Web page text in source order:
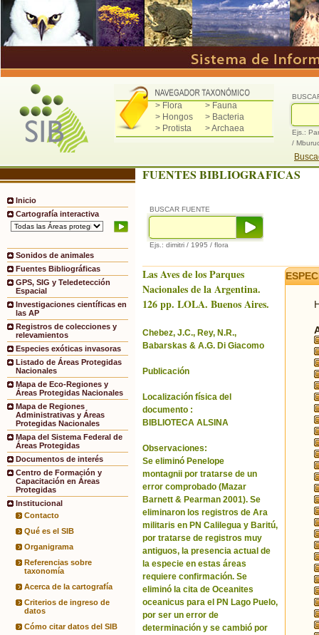
> Flora
> Fauna
> Hongos
> Bacteria
> Protista
> Archaea
Ejs.:
/
Inicio
Cartografía interactiva
Sonidos de animales
Fuentes Bibliográficas
GPS, SIG y Teledetección
Espacial
Investigaciones científicas en
las AP
Registros de colecciones y
relevamientos
Especies exóticas invasoras
Listado de Áreas Protegidas
Nacionales
Mapa de Eco-Regiones y
Áreas Protegidas Nacionales
Mapa de Regiones
Administrativas y Áreas
Protegidas Nacionales
Mapa del Sistema Federal de
Áreas Protegidas
Documentos de interés
Centro de Formación y
Capacitación en Áreas
Protegidas
Institucional
Contacto
Qué es el SIB
Organigrama
Referencias sobre
taxonomía
Acerca de la cartografía
Criterios de ingreso de
datos
Cómo citar datos del SIB
FUENTES BIBLIOGRAFICAS
BUSCAR FUENTE
Ejs.: dimitri / 1995 / flora
Las Aves de los Parques
Nacionales de la Argentina.
126 pp. LOLA. Buenos Aires.
Chebez, J.C., Rey, N.R.,
Babarskas & A.G. Di Giacomo
Publicación
Localización física del
documento :
BIBLIOTECA ALSINA
Observaciones:
Se eliminó Penelope
montagnii por tratarse de un
error comprobado (Mazar
Barnett & Pearman 2001). Se
eliminaron los registros de Ara
militaris en PN Calilegua y Baritú,
por tratarse de registros muy
antiguos, la presencia actual de
la especie en estas áreas
requiere confirmación. Se
eliminó la cita de Oceanites
oceanicus para el PN Lago Puelo,
por ser un error de
determinación y se cambió por